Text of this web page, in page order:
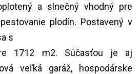
plynové teplovodné
po zaplatení kúpnej ceny
certifikát
a slnečný vhodný pre
plodín. Postavený v
s
1712 m2. Súčasťou je aj
veľká garáž, hospodárske